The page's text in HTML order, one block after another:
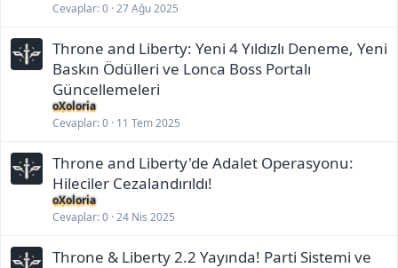
Cevaplar 0 27 Ağu 2025
Throne and Liberty: Yeni 4 Yıldızlı Deneme, Yeni
Baskın Ödülleri ve Lonca Boss Portalı
Güncellemeleri
oXoloria
Cevaplar 0 11 Tem 2025
Throne and Liberty'de Adalet Operasyonu:
Hileciler Cezalandırıldı!
oXoloria
Cevaplar 0 24 Nis 2025
Throne & Liberty 2.2 Yayında! Parti Sistemi ve